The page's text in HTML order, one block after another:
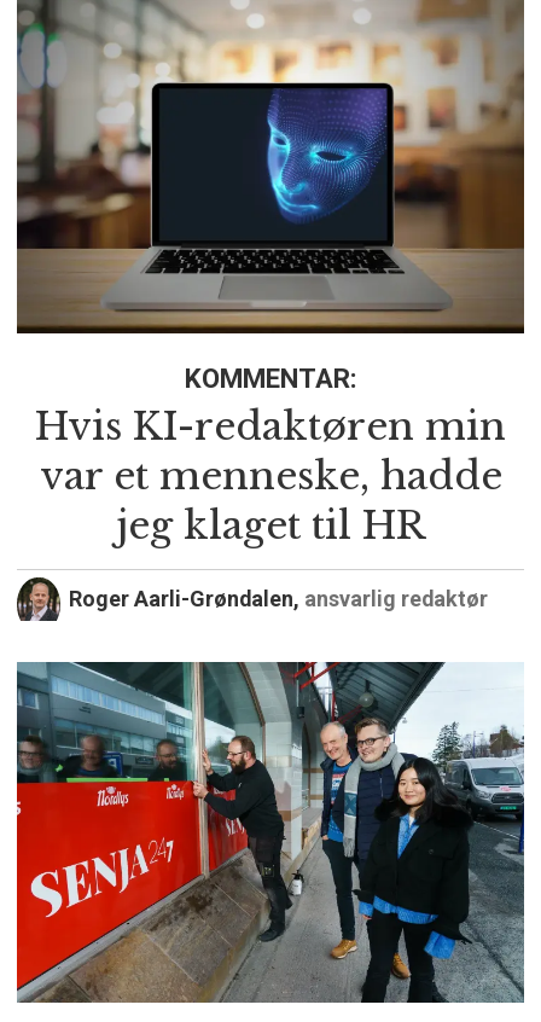
KOMMENTAR:
Hvis KI-redaktøren min
var et menneske, hadde
jeg klaget til HR
Roger Aarli-Grøndalen, ansvarlig redaktør